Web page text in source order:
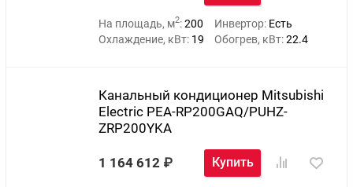
На площадь, м2:200 Инвертор: Есть
Охлаждение, кВт: 19 Обогрев, кВт:22.4
Канальный кондиционер Mitsubishi
Electric PEA-RP200GAQ/PUHZ-
ZRP200YKA
1 164 612 Купить